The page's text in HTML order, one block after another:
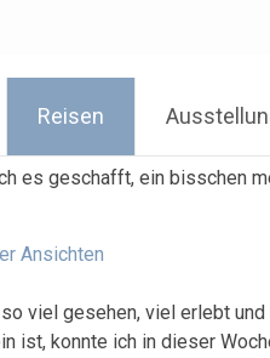
Reisen
es geschafft, ein bisschen
viel gesehen, viel erlebt
ist, konnte ich in dieser